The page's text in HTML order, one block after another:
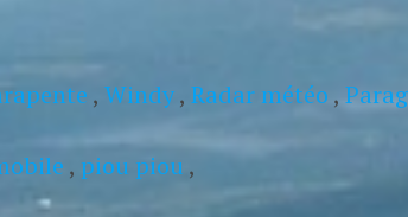
, Windy, Radar météo ,
, piou piou ,